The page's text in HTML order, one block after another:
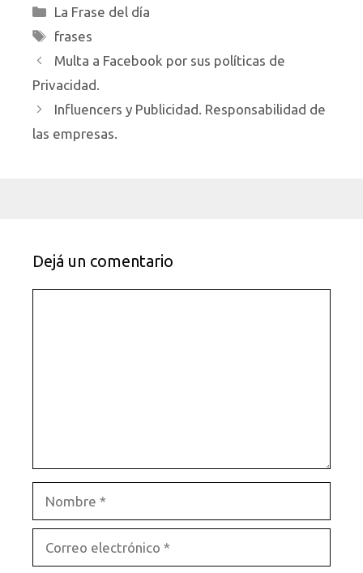
Categorías
La Frase del día
Etiquetas
frases
Multa a Facebook por sus políticas de
Privacidad.
Influencers y Publicidad. Responsabilidad de
las empresas.
Dejá un comentario
electrónico